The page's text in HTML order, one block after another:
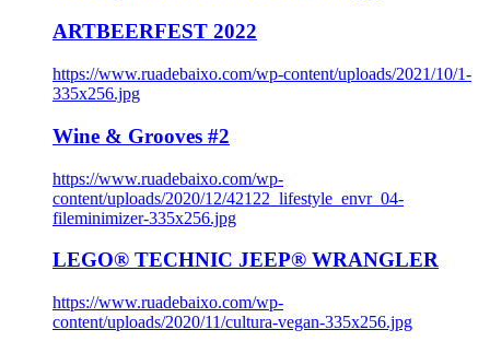
ARTBEERFEST 2022
https://www.ruadebaixo.com/wp-content/uploads/2021/10/1-
335x256.jpg
Wine & Grooves #2
https://www.ruadebaixo.com/wp-
content/uploads/2020/12/42122_lifestyle_envr_04-
fileminimizer-335x256.jpg
LEGO® TECHNIC JEEP® WRANGLER
https://www.ruadebaixo.com/wp-
content/uploads/2020/11/cultura-vegan-335x256.jpg